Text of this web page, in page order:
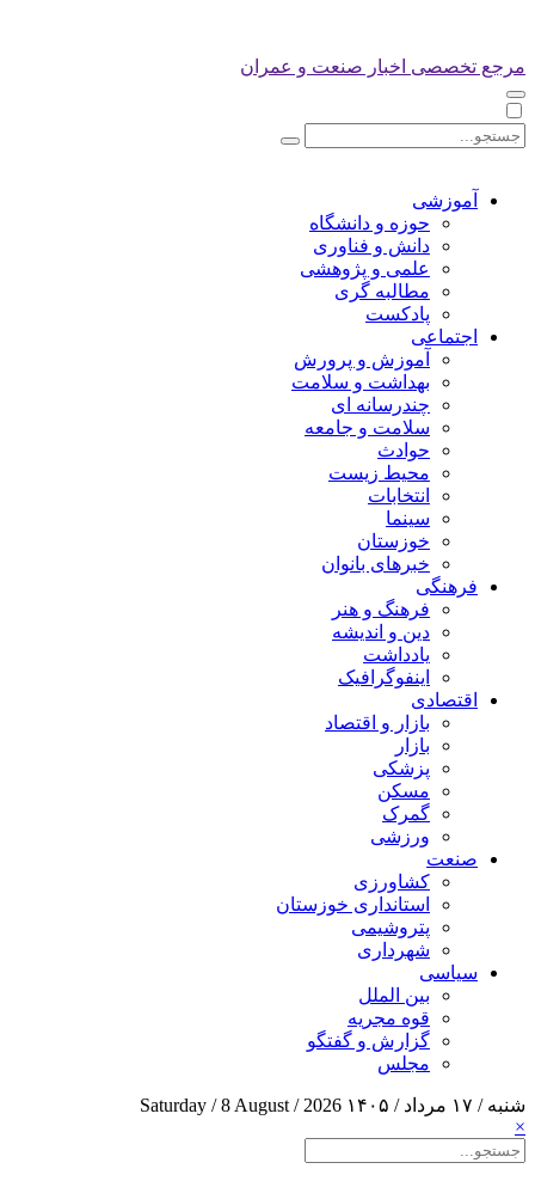
مرجع تخصصی اخبار صنعت و عمران
آموزشی
حوزه و دانشگاه
دانش و فناوری
علمی و پژوهشی
مطالبه گری
پادکست
اجتماعی
آموزش و پرورش
بهداشت و سلامت
چندرسانه ای
سلامت و جامعه
حوادث
محیط زیست
انتخابات
سینما
خوزستان
خبرهای بانوان
فرهنگی
فرهنگ و هنر
دین و اندیشه
یادداشت
اینفوگرافیک
اقتصادی
بازار و اقتصاد
بازار
پزشکی
مسکن
گمرک
ورزشی
صنعت
کشاورزی
استانداری خوزستان
پتروشیمی
شهرداری
سیاسی
بین الملل
قوه مجریه
گزارش و گفتگو
مجلس
شنبه / ۱۷ مرداد / ۱۴۰۵
Saturday / 8 August / 2026
×